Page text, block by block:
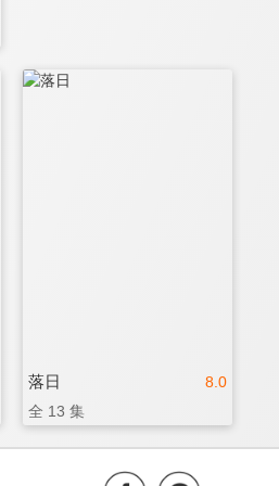
8.0
落日
全 13 集